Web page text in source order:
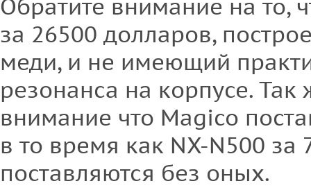
Обратите внимание на то,
за 26500 долларов,
меди, и не имеющий
резонанса на корпусе.
внимание что Magico
в то время как NX-N500 за
поставляются без оных.